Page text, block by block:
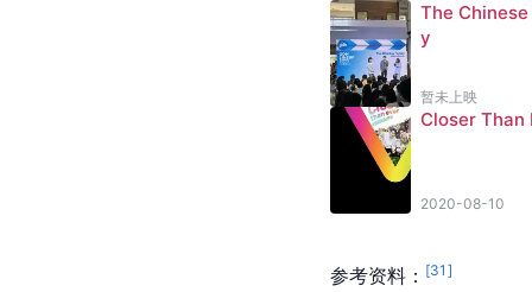
The
y
暂未上映
Closer Than
2020-08-10
参考资料： [31 ]